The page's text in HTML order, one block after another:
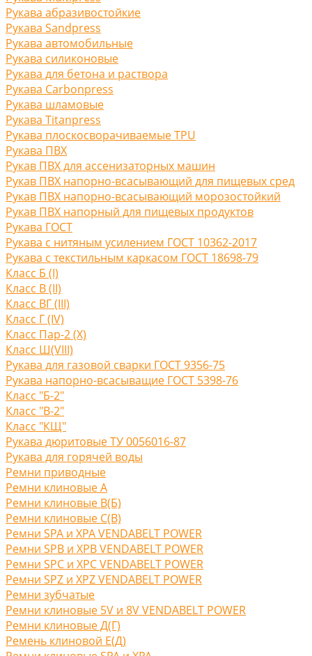
Рукава абразивостойкие
Рукава Sandpress
Рукава автомобильные
Рукава силиконовые
Рукава для бетона и раствора
Рукава Carbonpress
Рукава шламовые
Рукава Titanpress
Рукава плоскосворачиваемые TPU
Рукава ПВХ
Рукав ПВХ для ассенизаторных машин
Рукав ПВХ напорно-всасывающий для пищевых сред
Рукав ПВХ напорно-всасывающий морозостойкий
Рукав ПВХ напорный для пищевых продуктов
Рукава ГОСТ
Рукава с нитяным усилением ГОСТ 10362-2017
Рукава с текстильным каркасом ГОСТ 18698-79
Класс Б (I)
Класс В (II)
Класс ВГ (III)
Класс Г (IV)
Класс Пар-2 (X)
Класс Ш(VIII)
Рукава для газовой сварки ГОСТ 9356-75
Рукава напорно-всасыващие ГОСТ 5398-76
Класс "Б-2"
Класс "В-2"
Класс "КЩ"
Рукава дюритовые ТУ 0056016-87
Рукава для горячей воды
Ремни приводные
Ремни клиновые A
Ремни клиновые В(Б)
Ремни клиновые С(B)
Ремни SPA и XPA VENDABELT POWER
Ремни SPB и XPB VENDABELT POWER
Ремни SPC и XPC VENDABELT POWER
Ремни SPZ и XPZ VENDABELT POWER
Ремни зубчатые
Ремни клиновые 5V и 8V VENDABELT POWER
Ремни клиновые Д(Г)
Ремень клиновой Е(Д)